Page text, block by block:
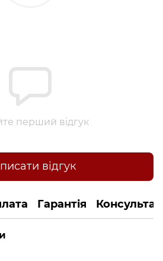
перший відгук
відгук
Гарантія